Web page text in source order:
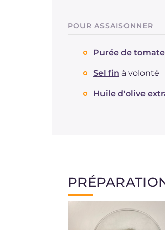
POUR ASSAISONNER
Purée de
Sel fin à volonté
Huile d'olive